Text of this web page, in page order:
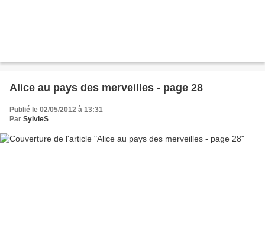
Alice au pays des merveilles - page 28
Publié le 02/05/2012 à 13:31
Par SylvieS